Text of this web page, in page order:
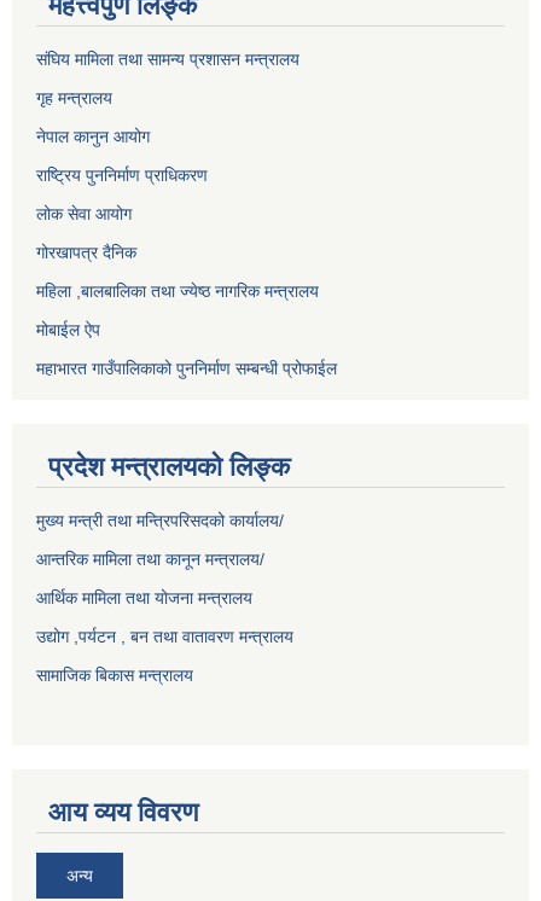
संघिय मामिला तथा सामन्य प्रशासन मन्त्रालय
गृह मन्त्रालय
नेपाल कानुन आयोग
राष्ट्रिय पुननिर्माण प्राधिकरण
लोक सेवा आयोग
गोरखापत्र दैनिक
महिला ,बालबालिका तथा ज्येष्ठ नागरिक मन्त्रालय
मोबाईल ऐप
महाभारत गाउँपालिकाको पुननिर्माण सम्बन्धी प्रोफाईल
प्रदेश मन्त्रालयको लिङ्क
मुख्य मन्त्री तथा मन्त्रिपरिसदको कार्यालय/
आन्तरिक मामिला तथा कानून मन्त्रालय/
आर्थिक मामिला तथा योजना मन्त्रालय
उद्योग ,पर्यटन , बन तथा वातावरण मन्त्रालय
सामाजिक बिकास मन्त्रालय
आय व्यय विवरण
अन्य